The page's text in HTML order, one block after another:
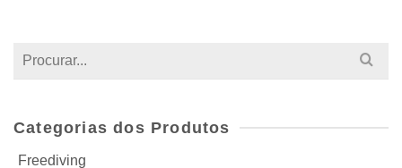
Search
Categorias dos Produtos
Freediving